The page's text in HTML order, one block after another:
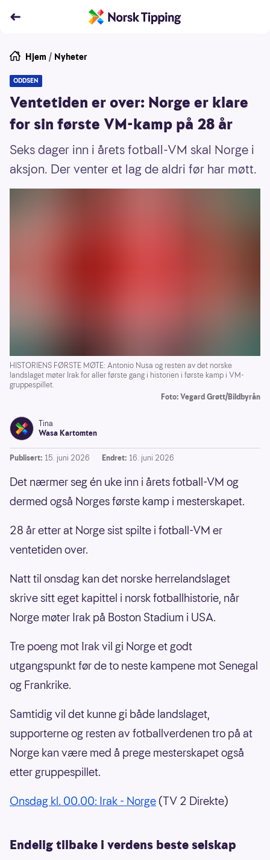
Hjem / Nyheter
ODDSEN
Ventetiden er over: Norge er klare
for sin første VM-kamp på 28 år
Seks dager inn i årets fotball-VM skal Norge i
aksjon. Der venter et lag de aldri før har møtt.
HISTORIENS FØRSTE MØTE: Antonio Nusa og resten av det norske
landslaget møter Irak for aller første gang i historien i første kamp i VM-
gruppespillet.
Foto: Vegard Grøtt/Bildbyrån
Tina
Wasa Kartomten
Publisert: 15. juni 2026 Endret: 16. juni 2026
Det nærmer seg én uke inn i årets fotball-VM og
dermed også Norges første kamp i mesterskapet.
28 år etter at Norge sist spilte i fotball-VM er
ventetiden over.
Natt til onsdag kan det norske herrelandslaget
skrive sitt eget kapittel i norsk fotballhistorie, når
Norge møter Irak på Boston Stadium i USA.
Tre poeng mot Irak vil gi Norge et godt
utgangspunkt før de to neste kampene mot Senegal
og Frankrike.
Samtidig vil det kunne gi både landslaget,
supporterne og resten av fotballverdenen tro på at
Norge kan være med å prege mesterskapet også
etter gruppespillet.
Onsdag kl. 00.00: Irak - Norge (TV 2 Direkte)
Endelig tilbake i verdens beste selskap